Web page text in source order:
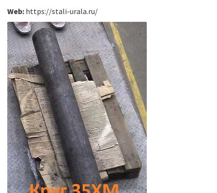
Web: https://stali-urala.ru/